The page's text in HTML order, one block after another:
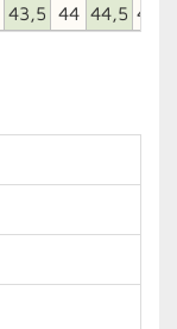
43,5 44 44,5 45,5